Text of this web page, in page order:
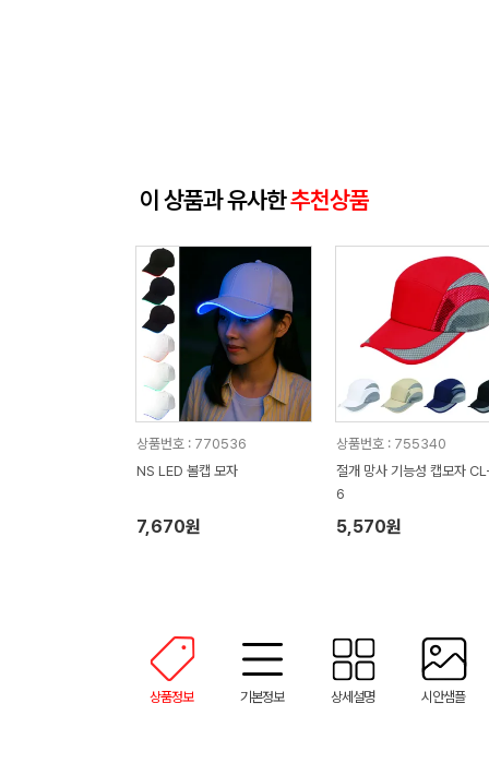
이 상품과 유사한추천상품
상품번호 : 770536
NS LED 볼캡 모자
7,670원
상품번호 : 755340
절개 망사 기능성 캡모자
6
5,570원
상품정보 기본정보 상세설명 시안샘플